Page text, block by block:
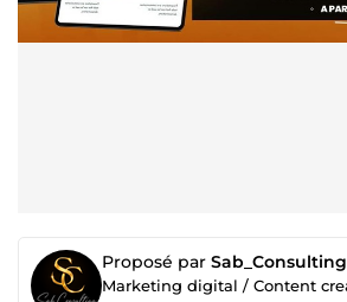
Proposé par Sab_Consulting